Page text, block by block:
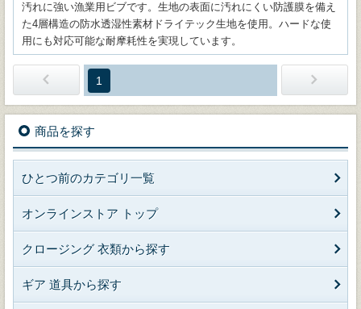
汚れに強い漁業用ビブです。生地の表面に汚れにくい防護膜を備え
た4層構造の防水透湿性素材ドライテック生地を使用。ハードな使
用にも対応可能な耐摩耗性を実現しています。
1
商品を探す
ひとつ前のカテゴリ一覧
オンラインストア トップ
クロージング 衣類から探す
ギア 道具から探す